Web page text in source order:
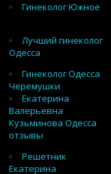
Гинеколог Южное
Лучший гинеколог
Одесса
Гинеколог Одесса
Черемушки
Екатерина
Валерьевна
Кузьминова Одесса
отзывы
Решетник
Екатерина